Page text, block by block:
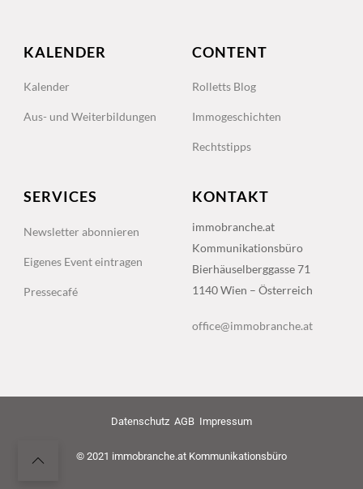
KALENDER
Kalender
Aus- und Weiterbildungen
CONTENT
Rolletts Blog
Immogeschichten
Rechtstipps
SERVICES
Newsletter abonnieren
Eigenes Event eintragen
Pressecafé
KONTAKT
immobranche.at
Kommunikationsbüro
Bierhäuselberggasse 71
1140 Wien – Österreich
office@immobranche.at
Datenschutz AGB Impressum
© 2021 immobranche.at Kommunikationsbüro